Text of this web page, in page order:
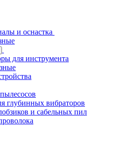
и оснастка
для инструмента
глубинных вибраторов
и сабельных пил